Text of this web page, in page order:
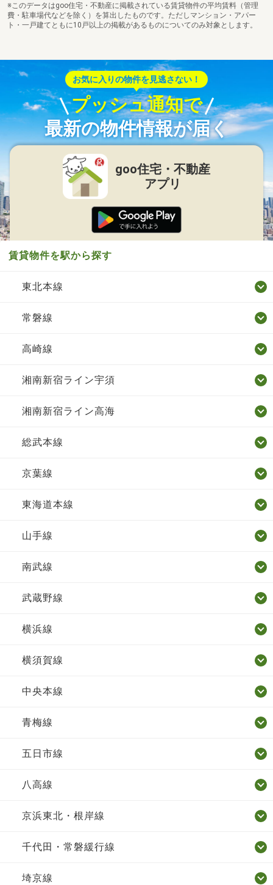
※このデータはgoo住宅・不動産に掲載されている賃貸物件の平均賃料（管理
費・駐車場代などを除く）を算出したものです。ただしマンション・アパー
ト・一戸建てともに10戸以上の掲載があるものについてのみ対象とします。
お気に入りの物件を見逃さない！
プッシュ通知で
最新の物件情報が届く
goo住宅・不動産
アプリ
賃貸物件を駅から探す
東北本線
常磐線
高崎線
湘南新宿ライン宇須
湘南新宿ライン高海
総武本線
京葉線
東海道本線
山手線
南武線
武蔵野線
横浜線
横須賀線
中央本線
青梅線
五日市線
八高線
京浜東北・根岸線
千代田・常磐緩行線
埼京線